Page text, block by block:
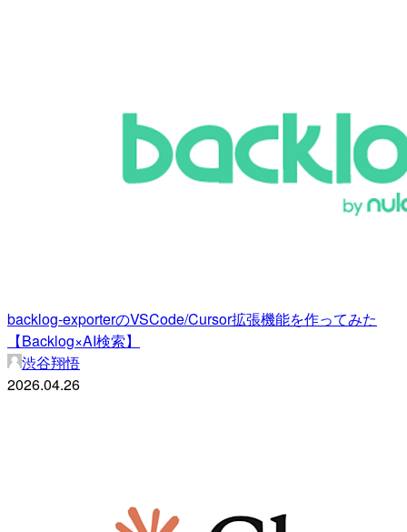
backlog-exporterのVSCode/Cursor拡張機能を作ってみた
【Backlog×AI検索】
渋谷翔悟
2026.04.26